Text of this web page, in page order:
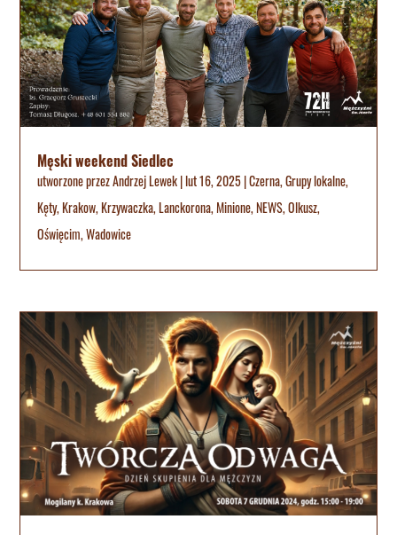
Męski weekend Siedlec
utworzone przezAndrzej Lewek|lut 16, 2025|Czerna,Grupy lokalne,
Kęty,Krakow,Krzywaczka,Lanckorona,Minione,NEWS,Olkusz,
Oświęcim,Wadowice